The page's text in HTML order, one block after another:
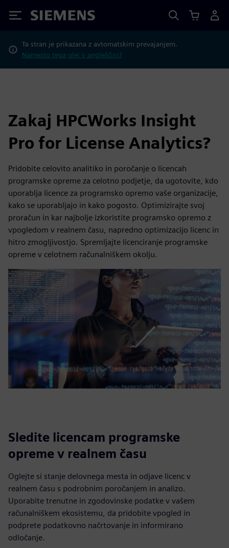
Siemens
Ta stran je prikazana z avtomatskim prevajanjem.
Namesto tega glej v angleščini?
Zakaj HPCWorks Insight
Pro for License Analytics?
Pridobite celovito analitiko in poročanje o licencah
programske opreme za celotno podjetje, da ugotovite, kdo
uporablja licence za programsko opremo vaše organizacije,
kako se uporabljajo in kako pogosto. Optimizirajte svoj
proračun in kar najbolje izkoristite programsko opremo z
vpogledom v realnem času, napredno optimizacijo licenc in
hitro zmogljivostjo. Spremljajte licenciranje programske
opreme v celotnem računalniškem okolju.
Sledite licencam programske
opreme v realnem času
Oglejte si stanje delovnega mesta in odjave licenc v
realnem času s podrobnim poročanjem in analizo.
Uporabite trenutne in zgodovinske podatke v vašem
računalniškem ekosistemu, da pridobite vpogled in
podprete podatkovno načrtovanje in informirano
odločanje.